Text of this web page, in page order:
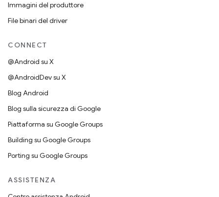
Immagini del produttore
File binari del driver
CONNECT
@Android su X
@AndroidDev su X
Blog Android
Blog sulla sicurezza di Google
Piattaforma su Google Groups
Building su Google Groups
Porting su Google Groups
ASSISTENZA